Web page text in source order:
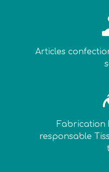
Articles
Fabrication
responsable